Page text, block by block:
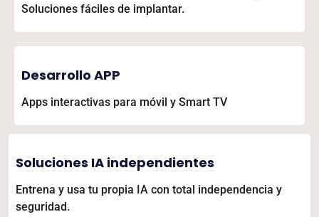
Soluciones fáciles de implantar.
Desarrollo APP
Apps interactivas para móvil y Smart TV
Soluciones IA independientes
Entrena y usa tu propia IA con total independencia y
seguridad.